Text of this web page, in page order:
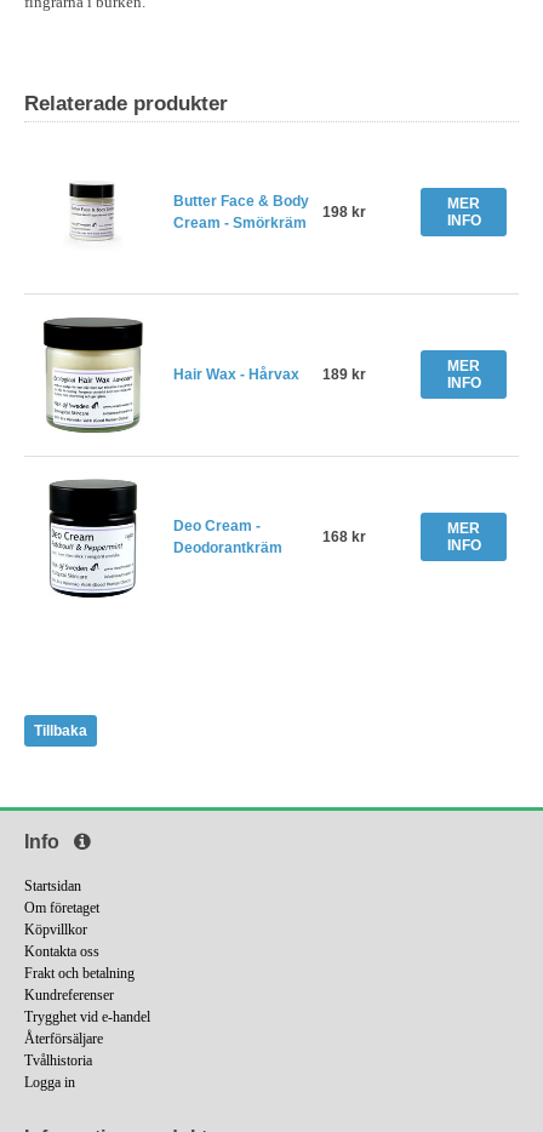
Relaterade produkter
Butter Face & Body
Cream - Smörkräm
198 kr
MER
INFO
Hair Wax - Hårvax 189 kr
MER
INFO
Deo Cream -
Deodorantkräm
168 kr
MER
INFO
Tillbaka
Info
Startsidan
Om företaget
Köpvillkor
Kontakta oss
Frakt och betalning
Kundreferenser
Trygghet vid e-handel
Återförsäljare
Tvålhistoria
Logga in